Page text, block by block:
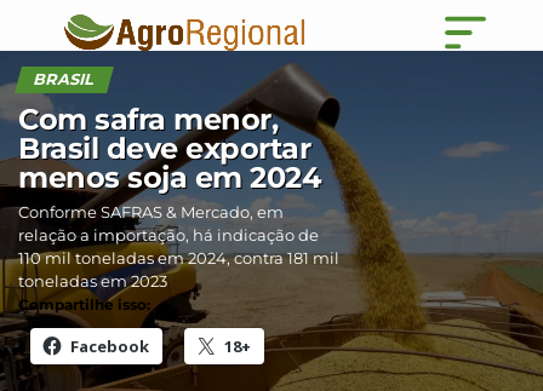
BRASIL
Com safra menor,
Brasil deve exportar
menos soja em 2024
Conforme SAFRAS & Mercado, em
relação a importação, há indicação de
110 mil toneladas em 2024, contra 181 mil
toneladas em 2023
Compartilhe isso:
Facebook 18+